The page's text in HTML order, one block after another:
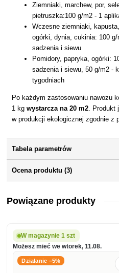
Ziemniaki, marchew, por,
pietruszka:100 g/m2 - 1
Wczesne ziemniaki,
ogórki, dynia, cukinia: 100
sadzenia i siewu
Pomidory, papryka, ogórki:
sadzenia i siewu, 50 g/m2 -
tygodniach
Po każdym zastosowaniu nawozu
1 kgwystarcza na 20 m2. Produkt
w produkcji ekologicznej zgodnie z
Tabela parametrów
Ocena produktu (3)
Powiązane produkty
W magazynie 1 szt
Możesz mieć we wtorek, 11.08.
Działanie −5%